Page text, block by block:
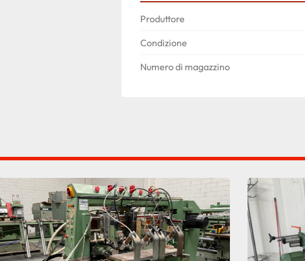
Produttore
Condizione
Numero di magazzino